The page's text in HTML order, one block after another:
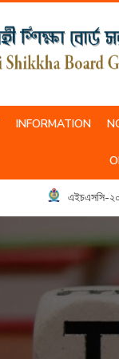
INFORMATION
এইচএসসি-২০২৬